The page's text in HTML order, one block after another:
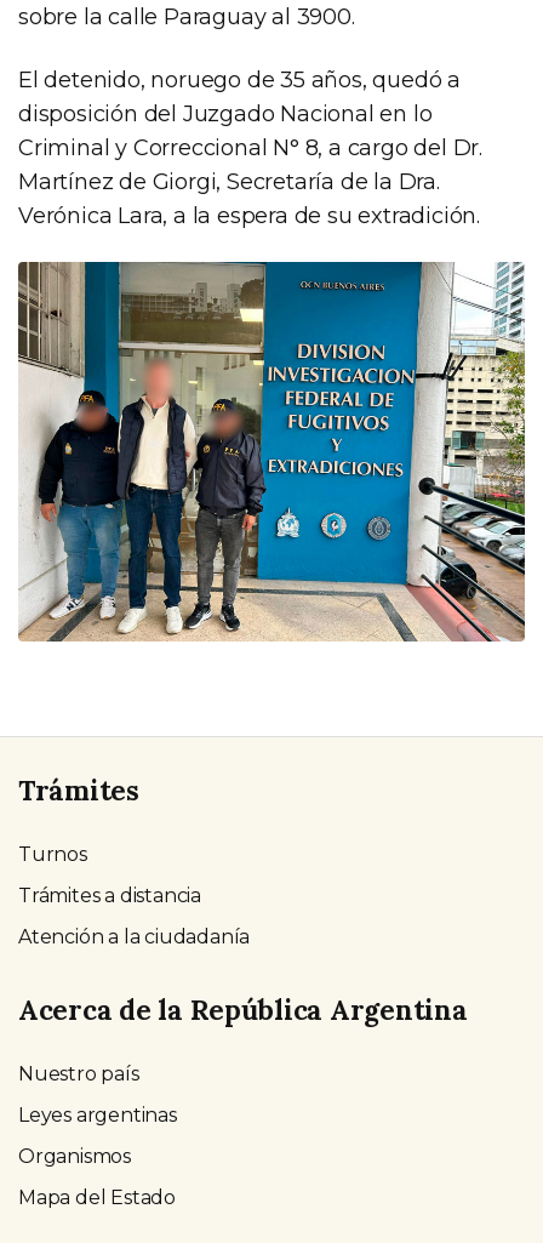
sobre la calle Paraguay al 3900.
El detenido, noruego de 35 años, quedó a
disposición del Juzgado Nacional en lo
Criminal y Correccional N° 8, a cargo del Dr.
Martínez de Giorgi, Secretaría de la Dra.
Verónica Lara, a la espera de su extradición.
Trámites
Turnos
Trámites a distancia
Atención a la ciudadanía
Acerca de la República Argentina
Nuestro país
Leyes argentinas
Organismos
Mapa del Estado